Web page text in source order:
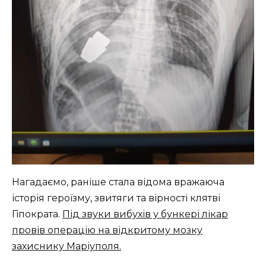
Нагадаємо, раніше стала відома вражаюча
історія героїзму, звитяги та вірності клятві
Гіпократа. Під звуки вибухів у бункері лікар
провів операцію на відкритому мозку
захиснику Маріуполя.